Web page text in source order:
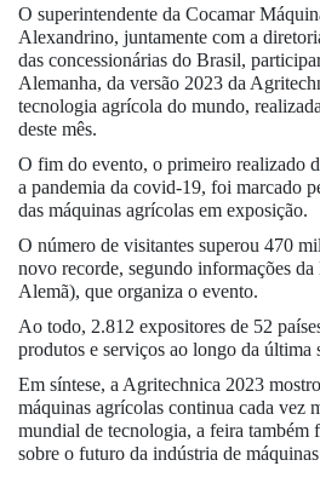
O superintendente da Cocamar
Alexandrino, juntamente com a
das concessionárias do Brasil,
Alemanha, da versão 2023 da
tecnologia agrícola do mundo,
deste mês.
O fim do evento, o primeiro realizado
a pandemia da covid-19, foi marcado
das máquinas agrícolas em exposição.
O número de visitantes superou 470
novo recorde, segundo informações
Alemã), que organiza o evento.
Ao todo, 2.812 expositores de 52
produtos e serviços ao longo da última
Em síntese, a Agritechnica 2023
máquinas agrícolas continua cada vez
mundial de tecnologia, a feira também
sobre o futuro da indústria de